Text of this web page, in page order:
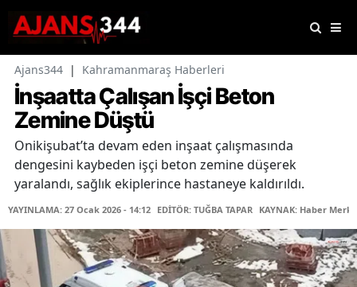
Ajans344 | Kahramanmaraş Haberleri
İnşaatta Çalışan İşçi Beton
Zemine Düştü
Onikişubat’ta devam eden inşaat çalışmasında
dengesini kaybeden işçi beton zemine düşerek
yaralandı, sağlık ekiplerince hastaneye kaldırıldı.
YAYINLAMA: 27 Ocak 2026 - 14:12 EDİTÖR: TUĞBA TAPAR KAYNAK: Haber